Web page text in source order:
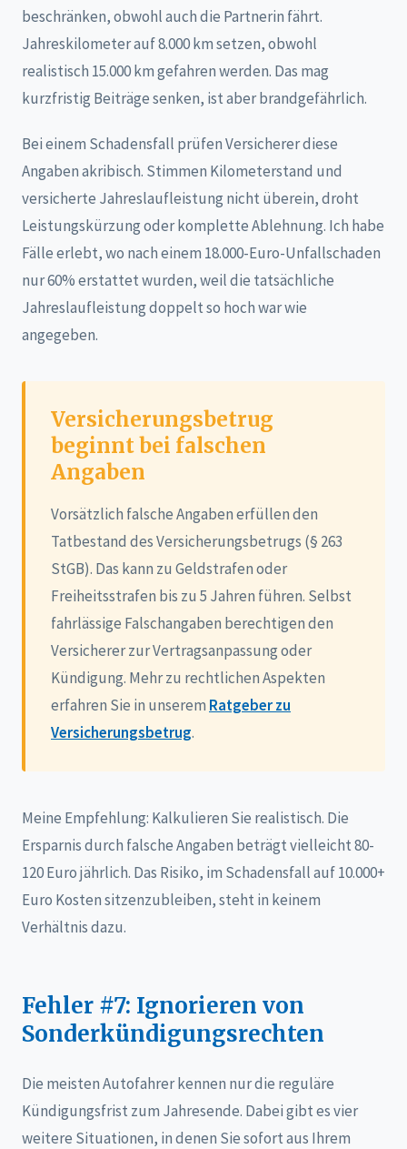
beschränken, obwohl auch die Partnerin fährt.
Jahreskilometer auf 8.000 km setzen, obwohl
realistisch 15.000 km gefahren werden. Das mag
kurzfristig Beiträge senken, ist aber brandgefährlich.
Bei einem Schadensfall prüfen Versicherer diese
Angaben akribisch. Stimmen Kilometerstand und
versicherte Jahreslaufleistung nicht überein, droht
Leistungskürzung oder komplette Ablehnung. Ich habe
Fälle erlebt, wo nach einem 18.000-Euro-Unfallschaden
nur 60% erstattet wurden, weil die tatsächliche
Jahreslaufleistung doppelt so hoch war wie
angegeben.
Versicherungsbetrug
beginnt bei falschen
Angaben
Vorsätzlich falsche Angaben erfüllen den
Tatbestand des Versicherungsbetrugs (§ 263
StGB). Das kann zu Geldstrafen oder
Freiheitsstrafen bis zu 5 Jahren führen. Selbst
fahrlässige Falschangaben berechtigen den
Versicherer zur Vertragsanpassung oder
Kündigung. Mehr zu rechtlichen Aspekten
erfahren Sie in unserem Ratgeber zu
Versicherungsbetrug.
Meine Empfehlung: Kalkulieren Sie realistisch. Die
Ersparnis durch falsche Angaben beträgt vielleicht 80-
120 Euro jährlich. Das Risiko, im Schadensfall auf 10.000+
Euro Kosten sitzenzubleiben, steht in keinem
Verhältnis dazu.
Fehler #7: Ignorieren von
Sonderkündigungsrechten
Die meisten Autofahrer kennen nur die reguläre
Kündigungsfrist zum Jahresende. Dabei gibt es vier
weitere Situationen, in denen Sie sofort aus Ihrem